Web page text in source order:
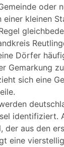
oder
einer kleinen
Dörfer
Gemarkung
sich eine
identifiziert.
der aus den
eine